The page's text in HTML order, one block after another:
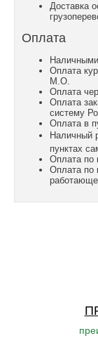
Доставка
Оплата
Оплата
М.О.
Оплата
Оплата
систему
Оплата в
Наличный
пунктах
Оплата по
Оплата по